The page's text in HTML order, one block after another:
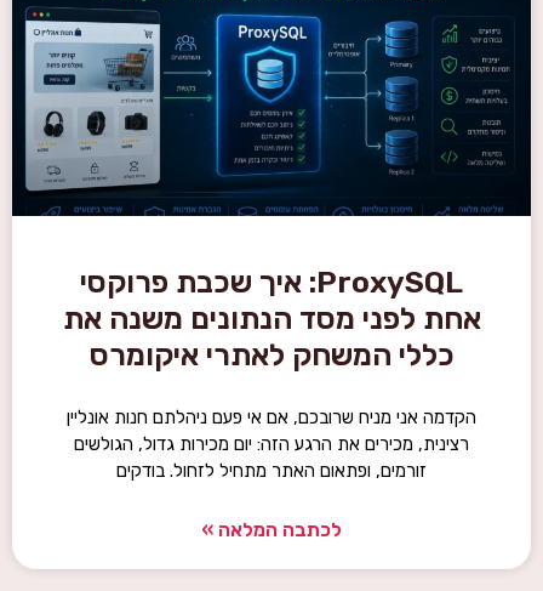
ProxySQL: איך שכבת פרוקסי
אחת לפני מסד הנתונים משנה את
כללי המשחק לאתרי איקומרס
הקדמה אני מניח שרובכם, אם אי פעם ניהלתם חנות אונליין
רצינית, מכירים את הרגע הזה: יום מכירות גדול, הגולשים
זורמים, ופתאום האתר מתחיל לזחול. בודקים
לכתבה המלאה »